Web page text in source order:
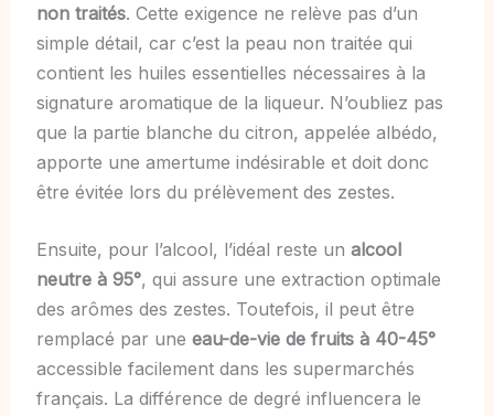
non traités. Cette exigence ne relève pas d’un
simple détail, car c’est la peau non traitée qui
contient les huiles essentielles nécessaires à la
signature aromatique de la liqueur. N’oubliez pas
que la partie blanche du citron, appelée albédo,
apporte une amertume indésirable et doit donc
être évitée lors du prélèvement des zestes.
Ensuite, pour l’alcool, l’idéal reste un alcool
neutre à 95°, qui assure une extraction optimale
des arômes des zestes. Toutefois, il peut être
remplacé par une eau-de-vie de fruits à 40-45°
accessible facilement dans les supermarchés
français. La différence de degré influencera le